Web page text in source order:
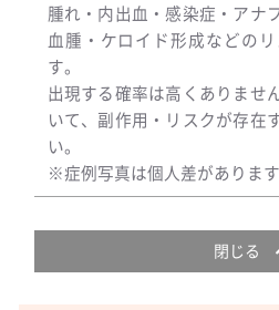
腫れ・内出血・感染症・アナ
血腫・ケロイド形成などの
す。
出現する確率は高くありませ
いて、副作用・リスクが存在
い。
※症例写真は個人差があります
閉じる